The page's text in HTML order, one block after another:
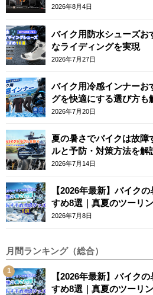
2026年8月4日
バイク用防水シューズお
なライディングを実現
2026年7月27日
バイク用冷感インナーお
グを快適にする選び方も
2026年7月20日
夏の暑さでバイクは故障
ルと予防・対策方法を解
2026年7月14日
【2026年最新】バイク
すめ8選｜真夏のツーリ
テム
2026年7月8日
月間ランキング（総合）
【2026年最新】バイク
すめ8選｜真夏のツーリ